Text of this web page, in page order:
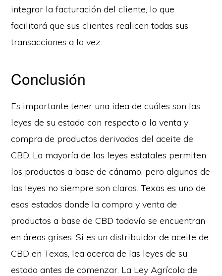
integrar la facturación del cliente, lo que
facilitará que sus clientes realicen todas sus
transacciones a la vez.
Conclusión
Es importante tener una idea de cuáles son las
leyes de su estado con respecto a la venta y
compra de productos derivados del aceite de
CBD. La mayoría de las leyes estatales permiten
los productos a base de cáñamo, pero algunas de
las leyes no siempre son claras. Texas es uno de
esos estados donde la compra y venta de
productos a base de CBD todavía se encuentran
en áreas grises. Si es un distribuidor de aceite de
CBD en Texas, lea acerca de las leyes de su
estado antes de comenzar. La Ley Agrícola de